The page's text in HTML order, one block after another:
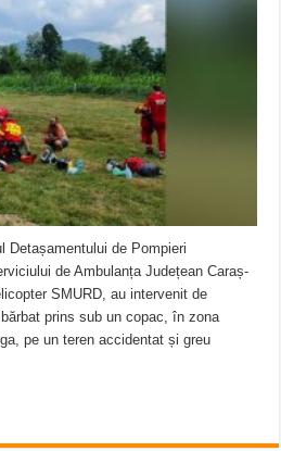
avarie – 04.08.2026 – str. Văliugului și
– 04.08.2026 – avarie – Calea
Detașamentului de Pompieri
de Ambulanța Județean Caraș-
SMURD, au intervenit de
prins sub un copac, în zona
pe un teren accidentat și greu